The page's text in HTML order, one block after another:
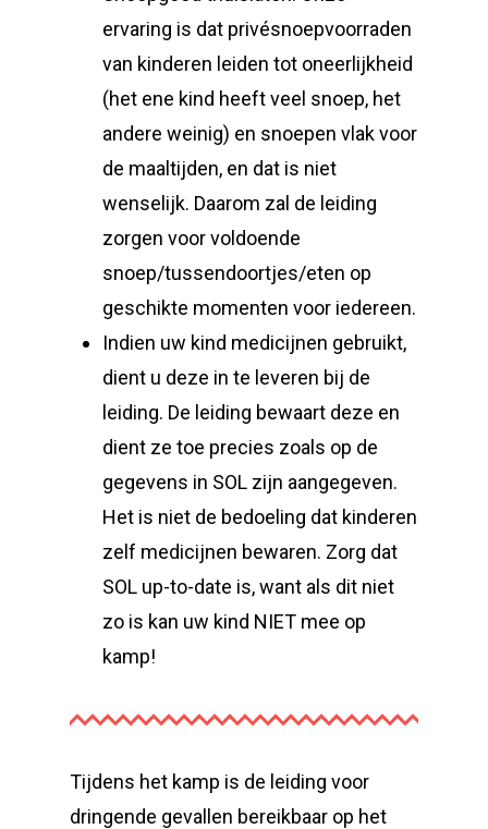
ervaring is dat privésnoepvoorraden
van kinderen leiden tot oneerlijkheid
(het ene kind heeft veel snoep, het
andere weinig) en snoepen vlak voor
de maaltijden, en dat is niet
wenselijk. Daarom zal de leiding
zorgen voor voldoende
snoep/tussendoortjes/eten op
geschikte momenten voor iedereen.
Indien uw kind medicijnen gebruikt,
dient u deze in te leveren bij de
leiding. De leiding bewaart deze en
dient ze toe precies zoals op de
gegevens in SOL zijn aangegeven.
Het is niet de bedoeling dat kinderen
zelf medicijnen bewaren. Zorg dat
SOL up-to-date is, want als dit niet
zo is kan uw kind NIET mee op
kamp!
Tijdens het kamp is de leiding voor
dringende gevallen bereikbaar op het